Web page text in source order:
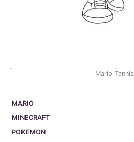
MARIO
MINECRAFT
POKEMON
Mario Tennis